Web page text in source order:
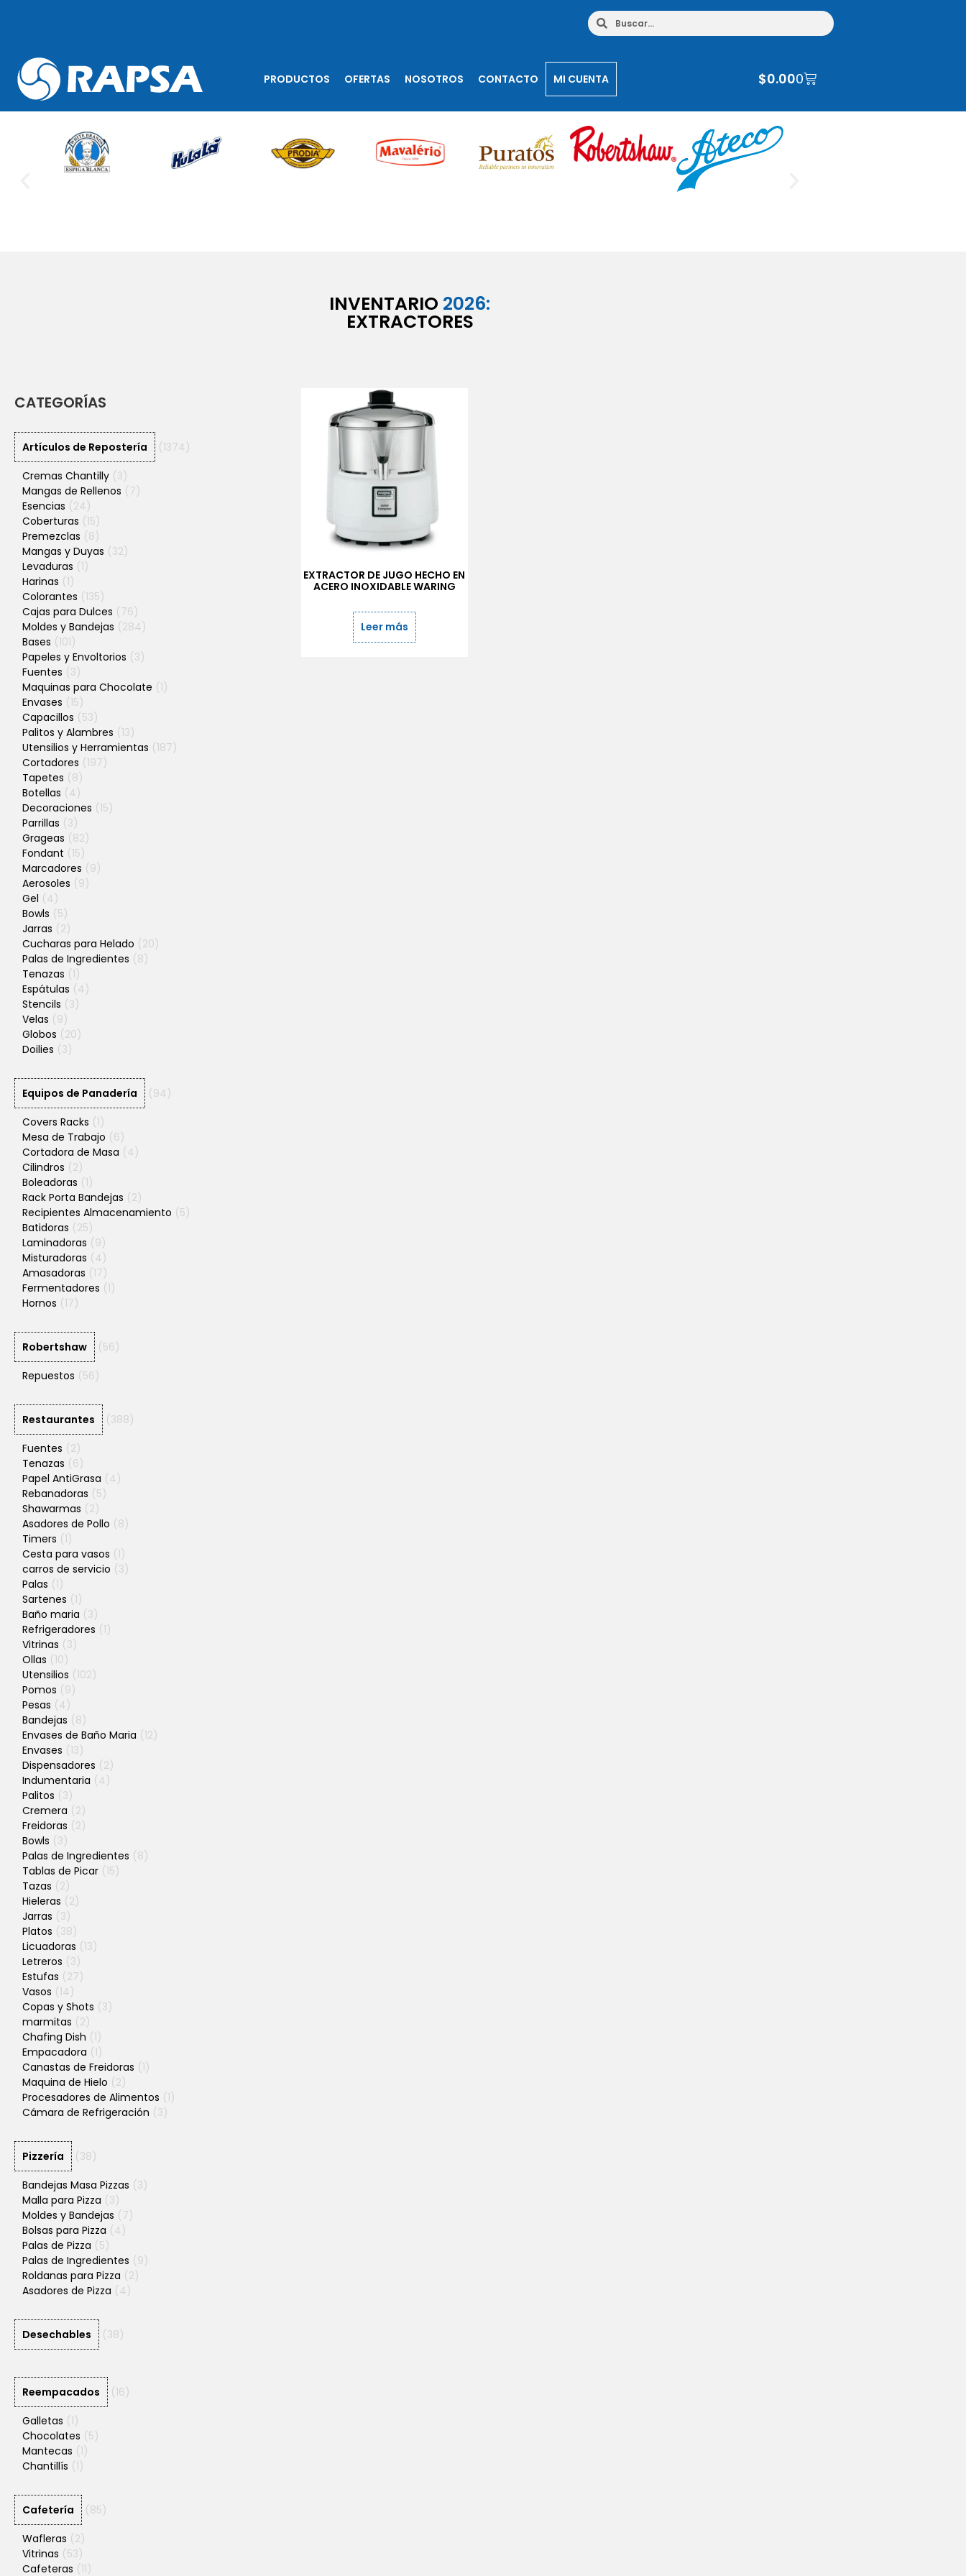
PRODUCTOS OFERTAS NOSOTROS CONTACTO MI CUENTA $0.000
INVENTARIO 2026:
EXTRACTORES
CATEGORÍAS
Artículos de Repostería
(1374)
Cremas Chantilly (3)
Mangas de Rellenos (7)
Esencias (24)
Coberturas (15)
Premezclas (8)
Mangas y Duyas (32)
Levaduras (1)
Harinas (1)
Colorantes (135)
Cajas para Dulces (76)
Moldes y Bandejas (284)
Bases (101)
Papeles y Envoltorios (3)
Fuentes (3)
Maquinas para Chocolate (1)
Envases (15)
Capacillos (53)
Palitos y Alambres (13)
Utensilios y Herramientas (187)
Cortadores (197)
Tapetes (8)
Botellas (4)
Decoraciones (15)
Parrillas (3)
Grageas (82)
Fondant (15)
Marcadores (9)
Aerosoles (9)
Gel (4)
Bowls (5)
Jarras (2)
Cucharas para Helado (20)
Palas de Ingredientes (8)
Tenazas (1)
Espátulas (4)
Stencils (3)
Velas (9)
Globos (20)
Doilies (3)
Equipos de Panadería
(94)
Covers Racks (1)
Mesa de Trabajo (6)
Cortadora de Masa (4)
Cilindros (2)
Boleadoras (1)
Rack Porta Bandejas (2)
Recipientes Almacenamiento (5)
Batidoras (25)
Laminadoras (9)
Misturadoras (4)
Amasadoras (17)
Fermentadores (1)
Hornos (17)
Robertshaw
(56)
Repuestos (56)
Restaurantes
(388)
Fuentes (2)
Tenazas (6)
Papel AntiGrasa (4)
Rebanadoras (5)
Shawarmas (2)
Asadores de Pollo (8)
Timers (1)
Cesta para vasos (1)
carros de servicio (3)
Palas (1)
Sartenes (1)
Baño maria (3)
Refrigeradores (1)
Vitrinas (3)
Ollas (10)
Utensilios (102)
Pomos (9)
Pesas (4)
Bandejas (8)
Envases de Baño Maria (12)
Envases (13)
Dispensadores (2)
Indumentaria (4)
Palitos (3)
Cremera (2)
Freidoras (2)
Bowls (3)
Palas de Ingredientes (8)
Tablas de Picar (15)
Tazas (2)
Hieleras (2)
Jarras (3)
Platos (38)
Licuadoras (13)
Letreros (3)
Estufas (27)
Vasos (14)
Copas y Shots (3)
marmitas (2)
Chafing Dish (1)
Empacadora (1)
Canastas de Freidoras (1)
Maquina de Hielo (2)
Procesadores de Alimentos (1)
Cámara de Refrigeración (3)
Pizzería
(38)
Bandejas Masa Pizzas (3)
Malla para Pizza (3)
Moldes y Bandejas (7)
Bolsas para Pizza (4)
Palas de Pizza (5)
Palas de Ingredientes (9)
Roldanas para Pizza (2)
Asadores de Pizza (4)
Desechables (38)
Reempacados
(16)
Galletas (1)
Chocolates (5)
Mantecas (1)
Chantillís (1)
Cafetería
(85)
Wafleras (2)
Vitrinas (53)
Cafeteras (11)
EXTRACTOR DE JUGO HECHO EN
ACERO INOXIDABLE WARING
Leer más